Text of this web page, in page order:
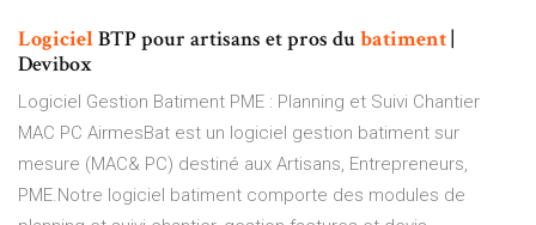
LogicielBTP pour artisans et pros dubatiment|
Devibox
Logiciel Gestion Batiment PME : Planning et Suivi Chantier
MAC PC AirmesBat est un logiciel gestion batiment sur
mesure (MAC& PC) destiné aux Artisans, Entrepreneurs,
PME.Notre logiciel batiment comporte des modules de